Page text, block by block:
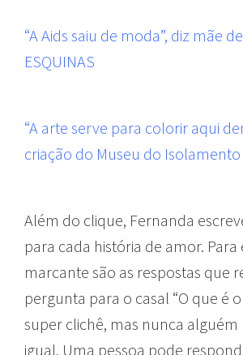
“A Aids saiu de moda”, diz mãe
ESQUINAS
“A arte serve para colorir aqui
criação do Museu do
Além do clique, Fernanda
para cada história de amor. Para
marcante são as respostas que
pergunta para o casal “O que é o
super clichê, mas nunca
igual. Uma pessoa pode